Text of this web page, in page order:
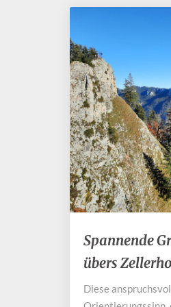
Spannende
Gratwanderung
übers
bei
Spannende
übers
Diese